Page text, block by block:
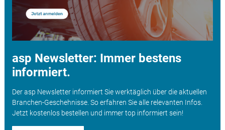
asp Newsletter: Immer bestens
informiert.
Der asp Newsletter informiert Sie werktäglich über die aktuellen
Branchen-Geschehnisse. So erfahren Sie alle relevanten Infos.
Jetzt kostenlos bestellen und immer top informiert sein!